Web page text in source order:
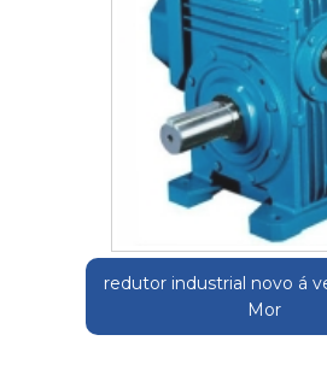
redutor industrial novo á
Mor